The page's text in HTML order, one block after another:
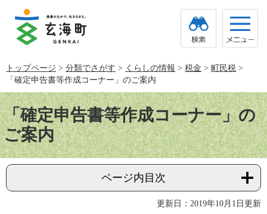
で
す。
ば
て
本
文
へ
トップページ > 分類でさがす > くらしの情報 > 税金 > 町民税 >
「確定申告書等作成コーナー」のご案内
本
文「確定申告書等作成コーナー」の
ご案内
ページ内目次
更新日：2019年10月1日更新